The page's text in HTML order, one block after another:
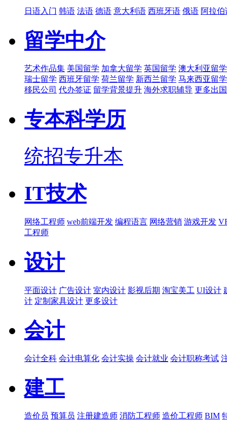
日语入门 韩语 法语 德语 意大利语 西班牙语 俄语 阿拉伯
留学中介
艺术作品集 美国留学 加拿大留学 英国留学 澳大利亚留学
瑞士留学 西班牙留学 荷兰留学 新西兰留学 马来西亚留学
移民公司 代办签证 留学背景提升 海外求职辅导 更多出
专本科学历
统招专升本
IT技术
网络工程师 web前端开发 编程语言 网络营销 游戏开发
工程师
设计
平面设计 广告设计 室内设计 影视后期 淘宝美工 UI设计
计 定制家具设计 更多设计
会计
会计全科 会计电算化 会计实操 会计就业 会计职称考试
建工
造价员 预算员 注册建造师 消防工程师 造价工程师 BIM